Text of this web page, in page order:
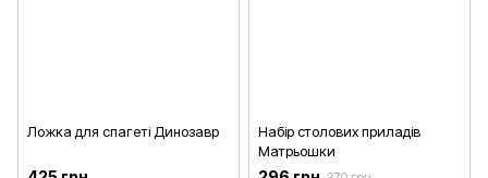
Ложка для спагеті Динозавр
Набір столових приладів
Матрьошки